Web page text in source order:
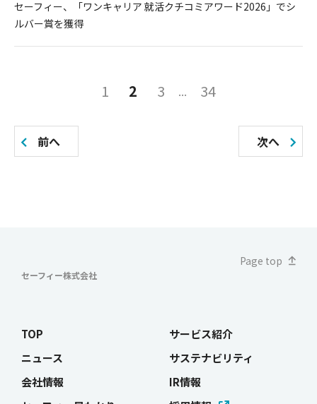
セーフィー、「ワンキャリア 就活クチコミアワード2026」でシ
ルバー賞を獲得
の
り
前へ
1 2 3 34
次へ
セーフィー株式会社
Page top
TOP
ニュース
会社情報
サービス紹介
サステナビリティ
IR情報